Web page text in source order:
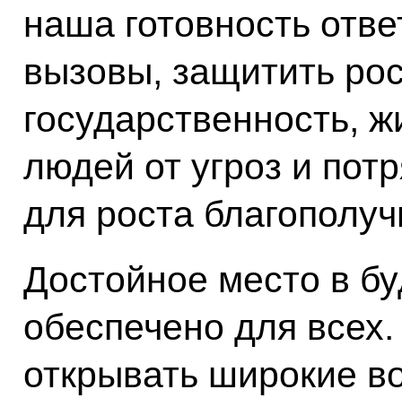
наша готовность
вызовы, защитить
государственность,
людей от угроз и
для роста
Достойное место в
обеспечено для
открывать широкие